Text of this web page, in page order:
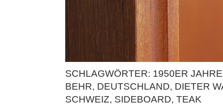
SCHLAGWÖRTER: 1950ER JAHRE
BEHR, DEUTSCHLAND, DIETER
SCHWEIZ, SIDEBOARD, TEAK